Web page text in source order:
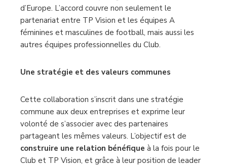
d’Europe. L’accord couvre non seulement le
partenariat entre TP Vision et les équipes A
féminines et masculines de football, mais aussi les
autres équipes professionnelles du Club.
Une stratégie et des valeurs communes
Cette collaboration s’inscrit dans une stratégie
commune aux deux entreprises et exprime leur
volonté de s’associer avec des partenaires
partageant les mêmes valeurs. L’objectif est de
construire une relation bénéfique à la fois pour le
Club et TP Vision, et grâce à leur position de leader